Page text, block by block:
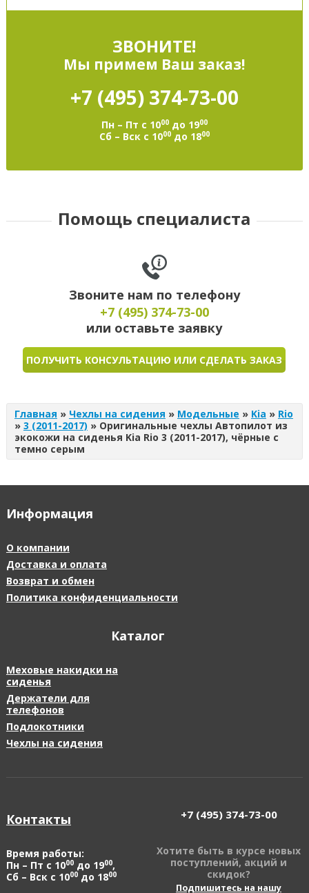
ЗВОНИТЕ!
Мы примем Ваш заказ!
+7 (495) 374-73-00
Пн – Пт с 1000до 1900
Сб – Вск с 1000до 1800
Помощь специалиста
Звоните нам по телефону
+7 (495) 374-73-00
или оставьте заявку
ПОЛУЧИТЬ КОНСУЛЬТАЦИЮ ИЛИ СДЕЛАТЬ ЗАКАЗ
Главная » Чехлы на сидения » Модельные » Kia » Rio
» 3 (2011-2017) » Оригинальные чехлы Автопилот из
экокожи на сиденья Kia Rio 3 (2011-2017), чёрные с
темно серым
Информация
О компании
Доставка и оплата
Возврат и обмен
Политика конфиденциальности
Каталог
Меховые накидки на
сиденья
Держатели для
телефонов
Подлокотники
Чехлы на сидения
Контакты
Время работы:
Пн – Пт с 1000до 1900,
Сб – Вск с 1000до 1800
+7 (495) 374-73-00
Хотите быть в курсе новых
поступлений, акций и
скидок?
Подпишитесь на нашу